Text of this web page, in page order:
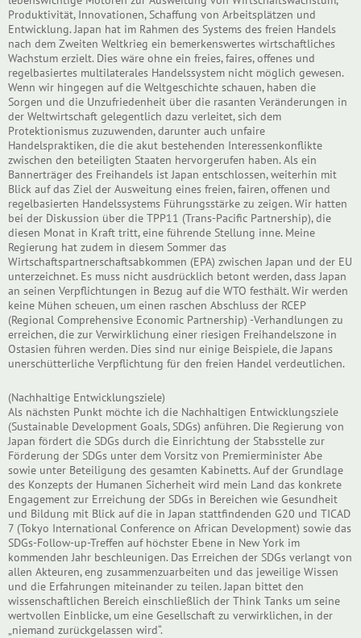
Produktivität, Innovationen, Schaffung von Arbeitsplätzen und
Entwicklung. Japan hat im Rahmen des Systems des freien Handels
nach dem Zweiten Weltkrieg ein bemerkenswertes wirtschaftliches
Wachstum erzielt. Dies wäre ohne ein freies, faires, offenes und
regelbasiertes multilaterales Handelssystem nicht möglich gewesen.
Wenn wir hingegen auf die Weltgeschichte schauen, haben die
Sorgen und die Unzufriedenheit über die rasanten Veränderungen in
der Weltwirtschaft gelegentlich dazu verleitet, sich dem
Protektionismus zuzuwenden, darunter auch unfaire
Handelspraktiken, die die akut bestehenden Interessenkonflikte
zwischen den beteiligten Staaten hervorgerufen haben. Als ein
Bannerträger des Freihandels ist Japan entschlossen, weiterhin mit
Blick auf das Ziel der Ausweitung eines freien, fairen, offenen und
regelbasierten Handelssystems Führungsstärke zu zeigen. Wir hatten
bei der Diskussion über die TPP11 (Trans-Pacific Partnership), die
diesen Monat in Kraft tritt, eine führende Stellung inne. Meine
Regierung hat zudem in diesem Sommer das
Wirtschaftspartnerschaftsabkommen (EPA) zwischen Japan und der EU
unterzeichnet. Es muss nicht ausdrücklich betont werden, dass Japan
an seinen Verpflichtungen in Bezug auf die WTO festhält. Wir werden
keine Mühen scheuen, um einen raschen Abschluss der RCEP
(Regional Comprehensive Economic Partnership) -Verhandlungen zu
erreichen, die zur Verwirklichung einer riesigen Freihandelszone in
Ostasien führen werden. Dies sind nur einige Beispiele, die Japans
unerschütterliche Verpflichtung für den freien Handel verdeutlichen.
(Nachhaltige Entwicklungsziele)
Als nächsten Punkt möchte ich die Nachhaltigen Entwicklungsziele
(Sustainable Development Goals, SDGs) anführen. Die Regierung von
Japan fördert die SDGs durch die Einrichtung der Stabsstelle zur
Förderung der SDGs unter dem Vorsitz von Premierminister Abe
sowie unter Beteiligung des gesamten Kabinetts. Auf der Grundlage
des Konzepts der Humanen Sicherheit wird mein Land das konkrete
Engagement zur Erreichung der SDGs in Bereichen wie Gesundheit
und Bildung mit Blick auf die in Japan stattfindenden G20 und TICAD
7 (Tokyo International Conference on African Development) sowie das
SDGs-Follow-up-Treffen auf höchster Ebene in New York im
kommenden Jahr beschleunigen. Das Erreichen der SDGs verlangt von
allen Akteuren, eng zusammenzuarbeiten und das jeweilige Wissen
und die Erfahrungen miteinander zu teilen. Japan bittet den
wissenschaftlichen Bereich einschließlich der Think Tanks um seine
wertvollen Einblicke, um eine Gesellschaft zu verwirklichen, in der
„niemand zurückgelassen wird“.